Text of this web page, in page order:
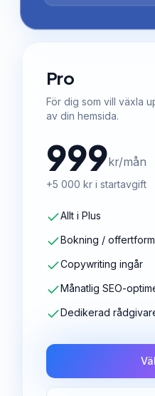
Pro
För dig som vill växla
av din hemsida.
999kr/mån
+5 000 kr i startavgift
Allt i Plus
Bokning /
Copywriting ingår
Månatlig SEO-
Dedikerad